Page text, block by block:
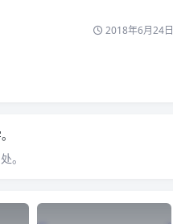
2018年6月24日
。